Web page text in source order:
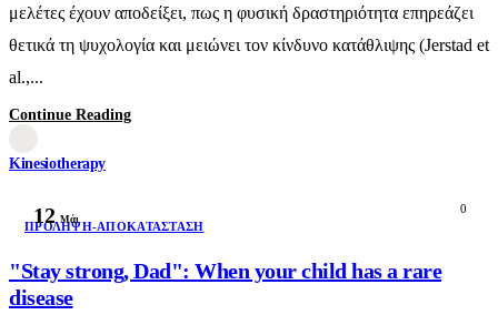
μελέτες έχουν αποδείξει, πως η φυσική δραστηριότητα επηρεάζει
θετικά τη ψυχολογία και μειώνει τον κίνδυνο κατάθλιψης (Jerstad et
al.,...
Continue Reading
Kinesiotherapy
12 Μάι
0
ΠΡΌΛΗΨΗ-ΑΠΟΚΑΤΆΣΤΑΣΗ
"Stay strong, Dad": When your child has a rare
disease